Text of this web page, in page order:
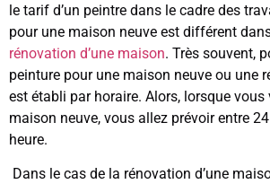
le tarif d’un peintre dans le cadre des
pour une maison neuve est différent
rénovation d’une maison. Très souvent,
peinture pour une maison neuve ou une
est établi par horaire. Alors, lorsque vous
maison neuve, vous allez prévoir entre
heure.
Dans le cas de la rénovation d’une